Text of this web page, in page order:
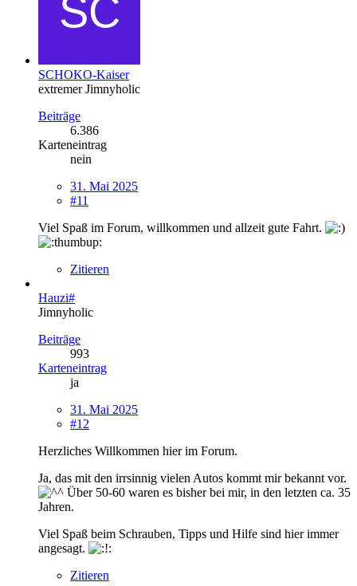
SCHOKO-Kaiser
extremer Jimnyholic
Beiträge
6.386
Karteneintrag
nein
31. Mai 2025
#11
Viel Spaß im Forum, willkommen und allzeit gute Fahrt.
Zitieren
Hauzi#
Jimnyholic
Beiträge
993
Karteneintrag
ja
31. Mai 2025
#12
Herzliches Willkommen hier im Forum.
Ja, das mit den irrsinnig vielen Autos kommt mir bekannt vor.
Über 50-60 waren es bisher bei mir, in den letzten ca. 35
Jahren.
Viel Spaß beim Schrauben, Tipps und Hilfe sind hier immer
angesagt.
Zitieren